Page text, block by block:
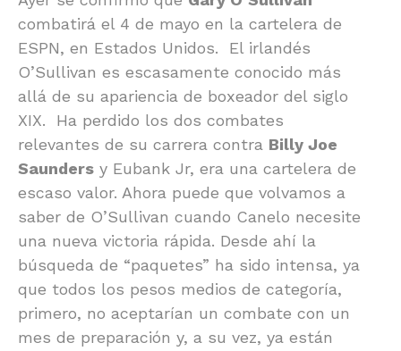
combatirá el 4 de mayo en la cartelera de
ESPN, en Estados Unidos. El irlandés
O’Sullivan es escasamente conocido más
allá de su apariencia de boxeador del siglo
XIX. Ha perdido los dos combates
relevantes de su carrera contra Billy Joe
Saunders y Eubank Jr, era una cartelera de
escaso valor. Ahora puede que volvamos a
saber de O’Sullivan cuando Canelo necesite
una nueva victoria rápida. Desde ahí la
búsqueda de “paquetes” ha sido intensa, ya
que todos los pesos medios de categoría,
primero, no aceptarían un combate con un
mes de preparación y, a su vez, ya están